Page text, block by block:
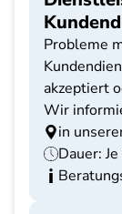
Probleme
akzeptiert
Wir
in
Dauer: